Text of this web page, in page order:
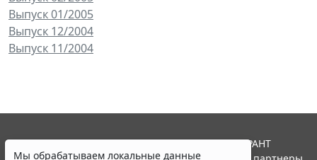
Выпуск 01/2005
Выпуск 12/2004
Выпуск 11/2004
Мы обрабатываем локальные данные
© ООО "НПП "ГАРАНТ-СЕРВИС", 2026. Система ГАРАНТ